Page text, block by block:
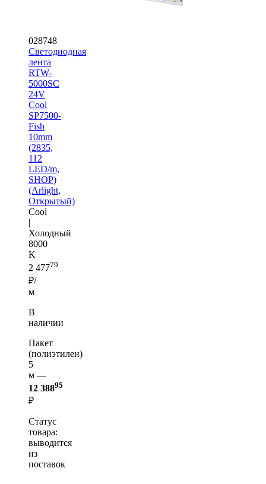
028748
Светодиодная
лента
RTW-
5000SC
24V
Cool
SP7500-
Fish
10mm
(2835,
112
LED/m,
SHOP)
(Arlight,
Открытый)
Cool
|
Холодный
8000
K
2 47779
₽/
м
В
наличии
Пакет
(полиэтилен)
5
м —
12 38895
₽
Статус
товара:
выводится
из
поставок